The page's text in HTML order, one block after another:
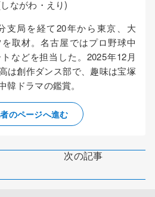
ながわ・えり)
支局を経て20年から東京、大
取材。名古屋ではプロ野球中
などを担当した。2025年12月
は創作ダンス部で、趣味は宝塚
韓ドラマの鑑賞。
のページへ進む
次の記事